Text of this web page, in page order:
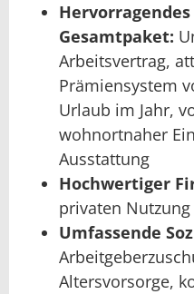
Hervorragendes
Gesamtpaket:
Arbeitsvertrag,
Prämiensystem
Urlaub im Jahr,
wohnortnaher
Ausstattung
Hochwertiger
privaten Nutzung
Umfassende
Altersvorsorge,